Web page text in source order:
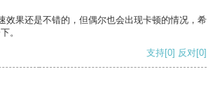
效果还是不错的，但偶尔也会出现卡顿的情况，希
。
支持[0] 反对[0]